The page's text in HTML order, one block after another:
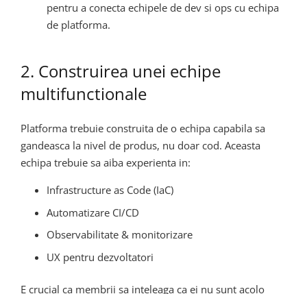
pentru a conecta echipele de dev si ops cu echipa
de platforma.
2. Construirea unei echipe
multifunctionale
Platforma trebuie construita de o echipa capabila sa
gandeasca la nivel de produs, nu doar cod. Aceasta
echipa trebuie sa aiba experienta in:
Infrastructure as Code (IaC)
Automatizare CI/CD
Observabilitate & monitorizare
UX pentru dezvoltatori
E crucial ca membrii sa inteleaga ca ei nu sunt acolo